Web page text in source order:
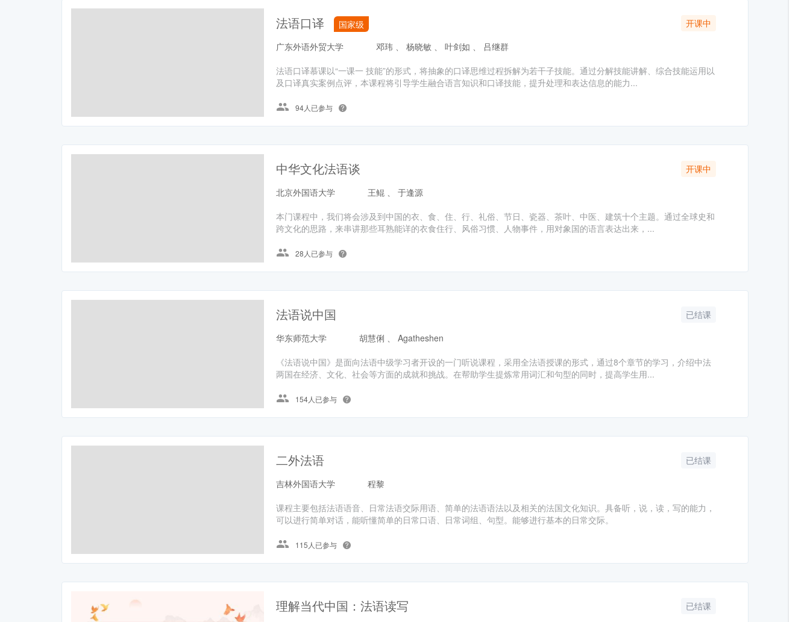
法语口译 国家级
开课中
广东外语外贸大学
邓玮 、 杨晓敏 、 叶剑如 、 吕继群
法语口译慕课以“一课一 技能”的形式，将抽象的口译思维过程拆解为若干子技能。通过分解技能讲解、综合技能运用以
及口译真实案例点评，本课程将引导学生融合语言知识和口译技能，提升处理和表达信息的能力...
94人已参与
中华文化法语谈
开课中
北京外国语大学
王鲲 、 于逢源
本门课程中，我们将会涉及到中国的衣、食、住、行、礼俗、节日、瓷器、茶叶、中医、建筑十个主题。通过全球史和
跨文化的思路，来串讲那些耳熟能详的衣食住行、风俗习惯、人物事件，用对象国的语言表达出来，...
28人已参与
法语说中国
已结课
华东师范大学
胡慧俐 、 Agatheshen
《法语说中国》是面向法语中级学习者开设的一门听说课程，采用全法语授课的形式，通过8个章节的学习，介绍中法
两国在经济、文化、社会等方面的成就和挑战。在帮助学生提炼常用词汇和句型的同时，提高学生用...
154人已参与
二外法语
已结课
吉林外国语大学
程黎
课程主要包括法语语音、日常法语交际用语、简单的法语语法以及相关的法国文化知识。具备听，说，读，写的能力，
可以进行简单对话，能听懂简单的日常口语、日常词组、句型。能够进行基本的日常交际。
115人已参与
理解当代中国：法语读写
已结课